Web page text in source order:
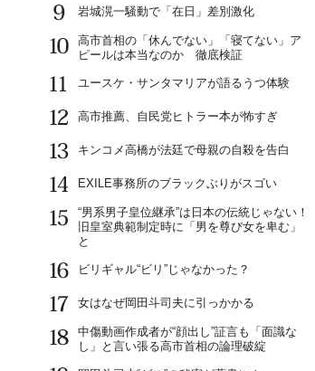
9
岩城滉一騒動で「在日」差別激化
10
高市首相の「休んでない」「寝てない」ア
ピールは本当なのか 徹底検証
11
ユースケ・サンタマリアが語るうつ体験
12
高市推薦、自民党ヒトラー本が怖すぎ
13
キンコメ高橋が法廷で母親の自殺を告白
14
EXILE事務所のブラックぶりがスゴい
15
“男系男子皇位継承”は日本の伝統じゃない！
旧皇室典範制定時に「男を尊び女を卑む」
と
16
ビリギャル“ビリ”じゃなかった？
17
女はなぜ岡田斗司夫に引っかかる
18
中傷動画作成者が“顔出し”証言も「面識な
し」と言い張る高市首相の論理破綻